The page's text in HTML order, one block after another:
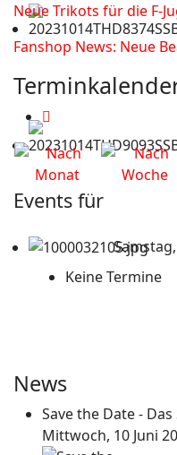
Neue Trikots für die F-
Fanshop News: Neue
Events für
Keine Termine
News
Save the Date -
Mittwoch, 10 Juni